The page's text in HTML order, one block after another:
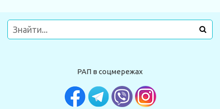
РАП в соцмережах